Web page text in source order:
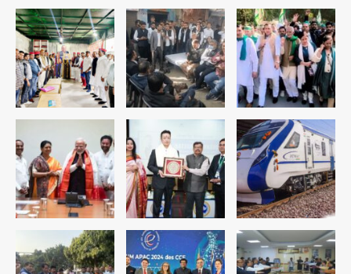
4
डबल मर्डर का मुख्य साजिशकर्ता क्राइम ब्रांच
के हत्थे
Team JHJ
5
रोहित चौधरी गैंग का कुख्यात बदमाश राजस्थान
से गिरफ्तार
Team JHJ